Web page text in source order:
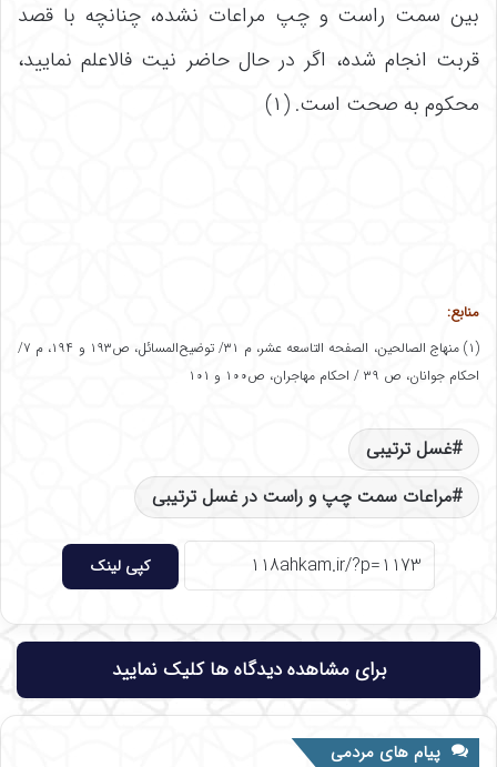
بین سمت راست و چپ مراعات نشده، چنانچه با قصد
قربت انجام شده، اگر در حال حاضر نیت فالاعلم نمایید،
محکوم به صحت است. (۱)
منابع:
(۱) منهاج الصالحین، الصفحه التاسعه عشر، م ۳۱/ توضیح‌المسائل، ص۱۹۳ و ۱۹۴، م ۷/
احکام جوانان، ص ۳۹ / احکام مهاجران، ص۱۰۰ و ۱۰۱
غسل ترتیبی
مراعات سمت چپ و راست در غسل ترتیبی
کپی لینک
برای مشاهده دیدگاه ها کلیک نمایید
پیام های مردمی